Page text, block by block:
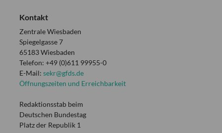
Kontakt
Zentrale Wiesbaden
Spiegelgasse 7
65183 Wiesbaden
Telefon: +49 (0)611 99955-0
E-Mail: sekr@gfds.de
Öffnungszeiten und Erreichbarkeit
Redaktionsstab beim
Deutschen Bundestag
Platz der Republik 1